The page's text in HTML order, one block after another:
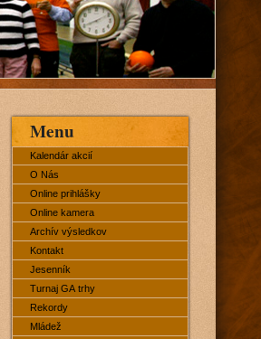
Menu
Kalendár akcií
O Nás
Online prihlášky
Online kamera
Archív výsledkov
Kontakt
Jesenník
Turnaj GA trhy
Rekordy
Mládež